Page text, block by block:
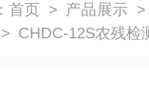
首页 > 产品展示
> CHDC-12S农残检